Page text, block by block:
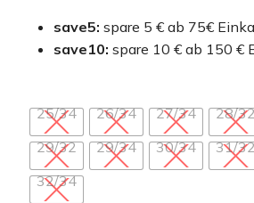
save5: spare 5 € ab 75€
save10: spare 10 € ab 150 €
25/34 26/34 27/34 28/
29/32
29/34 30/34 31/
32/34